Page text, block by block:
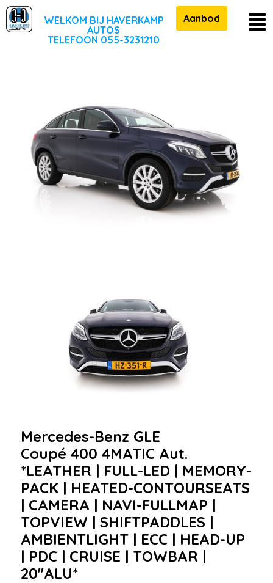
WELKOM BIJ HAVERKAMP
AUTOS
TELEFOON 055-3231210
Aanbod
Mercedes-Benz GLE
Coupé 400 4MATIC Aut.
*LEATHER | FULL-LED | MEMORY-
PACK | HEATED-CONTOURSEATS
| CAMERA | NAVI-FULLMAP |
TOPVIEW | SHIFTPADDLES |
AMBIENTLIGHT | ECC | HEAD-UP
| PDC | CRUISE | TOWBAR |
20''ALU*